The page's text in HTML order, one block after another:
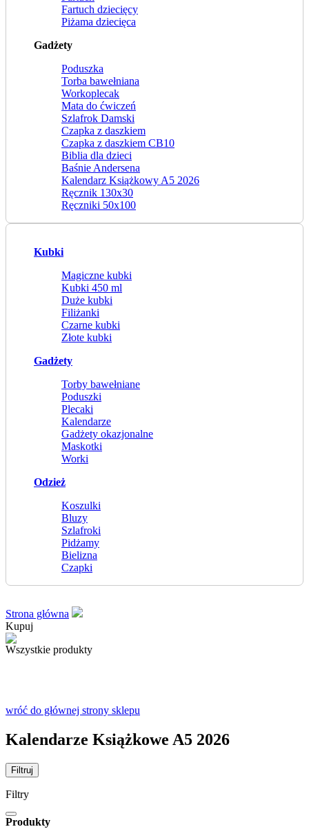
Fartuch dziecięcy
Piżama dziecięca
Gadżety
Poduszka
Torba bawełniana
Workoplecak
Mata do ćwiczeń
Szlafrok Damski
Czapka z daszkiem
Czapka z daszkiem CB10
Biblia dla dzieci
Baśnie Andersena
Kalendarz Książkowy A5 2026
Ręcznik 130x30
Ręczniki 50x100
Kubki
Magiczne kubki
Kubki 450 ml
Duże kubki
Filiżanki
Czarne kubki
Złote kubki
Gadżety
Torby bawełniane
Poduszki
Plecaki
Kalendarze
Gadżety okazjonalne
Maskotki
Worki
Odzież
Koszulki
Bluzy
Szlafroki
Pidżamy
Bielizna
Czapki
Strona główna
Kupuj
Wszystkie produkty
wróć do głównej strony sklepu
Kalendarze Książkowe A5 2026
Filtruj
Filtry
Produkty